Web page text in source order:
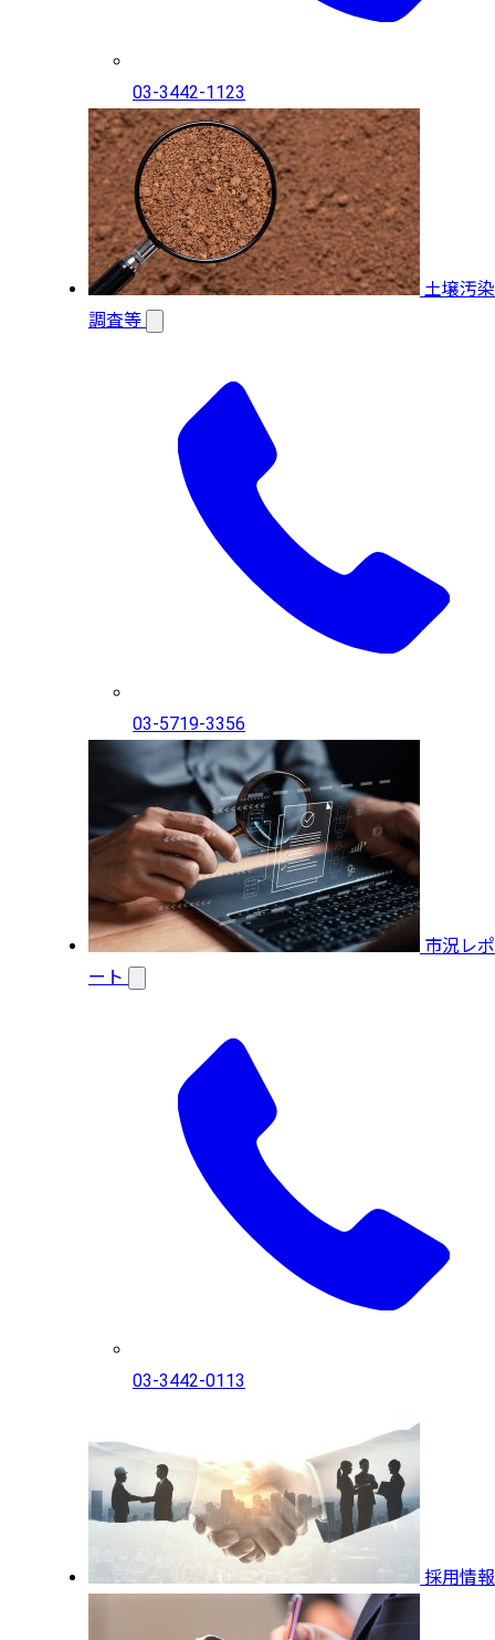
03-3442-1123
土壌汚染
調査等
03-5719-3356
市況レポ
ート
03-3442-0113
採用情報